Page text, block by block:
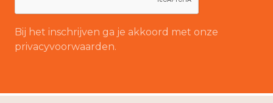
Bij het inschrijven ga je akkoord met onze
privacyvoorwaarden.